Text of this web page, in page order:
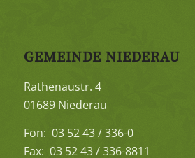
GEMEINDE NIEDERAU
Rathenaustr. 4
01689 Niederau
Fon: 03 52 43 / 336-0
Fax: 03 52 43 / 336-8811